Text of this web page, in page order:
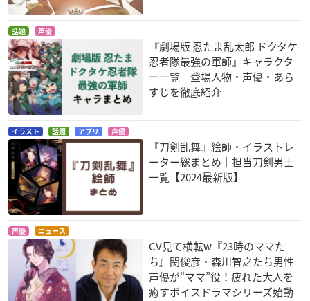
獣兵衛忍風帖
百合丸
聖闘士星矢 セインテ
ィア翔
ミロ
ソードガイ The Ani
mation PartⅡ
三浦琢磨
ソードガイ The Ani
mation
三浦琢磨
聖闘士星矢 - 黄金魂 s
蠍座ミロ
話題 声優
『劇場版 忍たま乱太郎 ドクタケ
忍者隊最強の軍師』キャラクタ
ー一覧｜登場人物・声優・あら
すじを徹底紹介
イラスト 話題 アプリ 声優
『刀剣乱舞』絵師・イラストレ
ーター総まとめ｜担当刀剣男士
一覧【2024最新版】
声優 ニュース
CV見て横転w『23時のママた
ち』関俊彦・森川智之たち男性
声優が“ママ”役！疲れた大人を
癒すボイスドラマシリーズ始動